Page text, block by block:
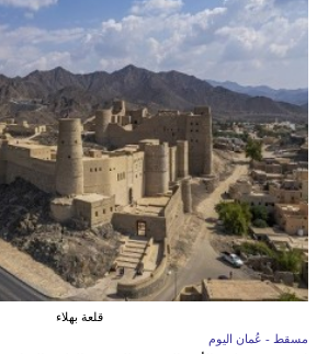
قلعة بهلاء
مسقط - عُمان اليوم